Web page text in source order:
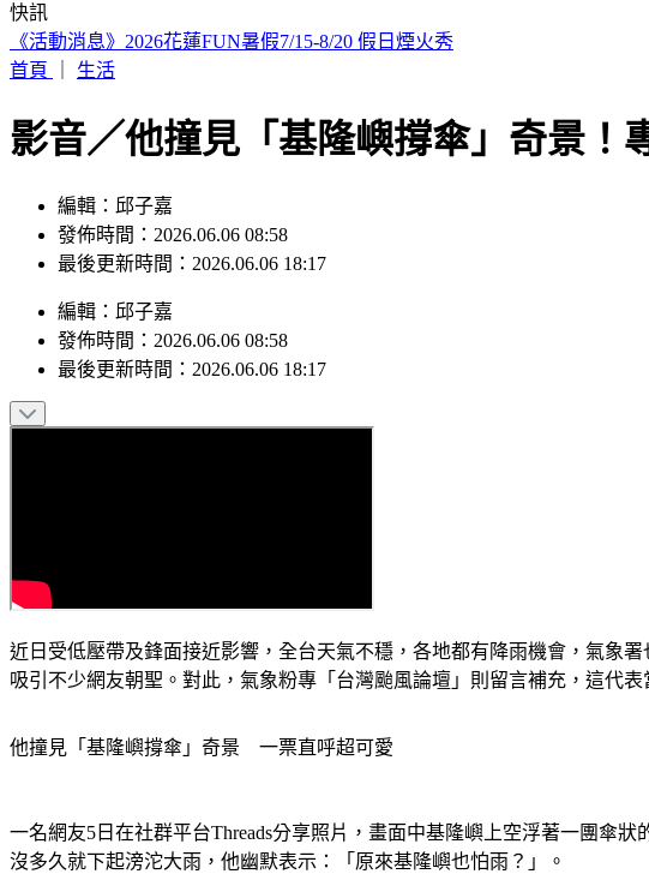
快訊
《活動消息》2026花蓮FUN暑假7/15-8/20 假日煙火秀
首頁
生活
影音／他撞見「基隆嶼撐傘」奇景！
編輯：邱子嘉
發佈時間：2026.06.06 08:58
最後更新時間：2026.06.06 18:17
編輯 ： 邱子嘉
發佈時間： 2026.06.06 08:58
最後更新時間： 2026.06.06 18:17
近日受低壓帶及鋒面接近影響，全台天氣不穩，各地都有降雨機會，氣象
吸引不少網友朝聖。對此，氣象粉專「台灣颱風論壇」則留言補充，這代
他撞見「基隆嶼撐傘」奇景　一票直呼超可愛
一名網友5日在社群平台Threads分享照片，畫面中基隆嶼上空浮著一團傘
沒多久就下起滂沱大雨，他幽默表示：「原來基隆嶼也怕雨？」。